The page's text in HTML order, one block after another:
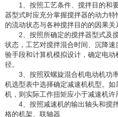
1、按照工艺条件、搅拌目的和
器型式时应充分掌握搅拌器的动力
的流动状态与各种搅拌目的的因果关
2、按照所确定的搅拌器型式及
状态，工艺对搅拌混合时间、沉降
验手段和计算机模拟设计，确定电
径。
3、按照双螺旋混合机电动机功
机选型表中选择确定减速机机型。
机，则实际工作扭矩应小于减速机许
4、按照减速机的输出轴头和搅
格的机架、联轴器